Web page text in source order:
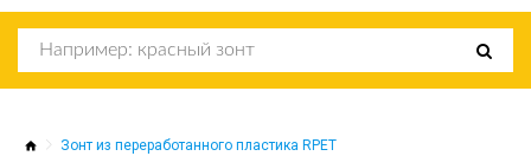
Зонт из переработанного пластика RPET